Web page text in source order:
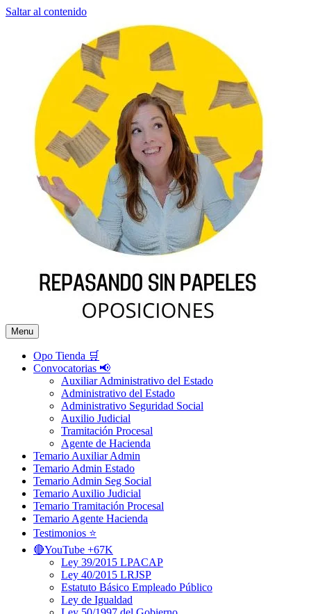
Saltar al contenido
Menu
Opo Tienda 🛒
Convocatorias 📢
Auxiliar Administrativo del Estado
Administrativo del Estado
Administrativo Seguridad Social
Auxilio Judicial
Tramitación Procesal
Agente de Hacienda
Temario Auxiliar Admin
Temario Admin Estado
Temario Admin Seg Social
Temario Auxilio Judicial
Temario Tramitación Procesal
Temario Agente Hacienda
Testimonios ⭐️
🔴YouTube +67K
Ley 39/2015 LPACAP
Ley 40/2015 LRJSP
Estatuto Básico Empleado Público
Ley de Igualdad